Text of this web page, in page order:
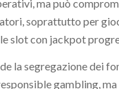
ma può
soprattutto per
slot con jackpot
la segregazione dei
gambling, ma